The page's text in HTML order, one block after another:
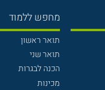
מחפש ללמוד
תואר ראשון
תואר שני
הכנה לבגרות
מכינות